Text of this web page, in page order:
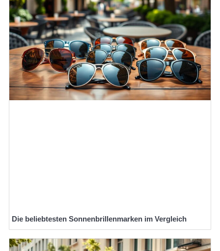
Die beliebtesten Sonnenbrillenmarken im Vergleich